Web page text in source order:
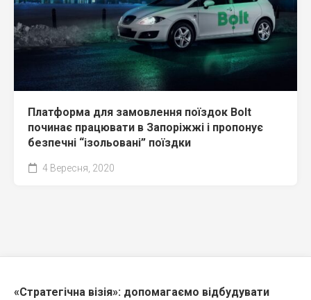
Платформа для замовлення поїздок Bolt
починає працювати в Запоріжжі і пропонує
безпечні “ізольовані” поїздки
4 Вересня, 2020
«Стратегічна візія»: допомагаємо відбудувати